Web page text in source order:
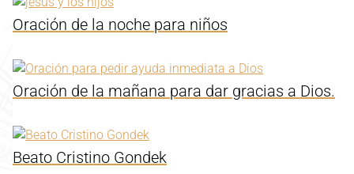
Oración de la noche para niños
Oración de la mañana para dar gracias a Dios.
Beato Cristino Gondek